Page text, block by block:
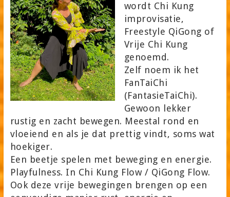
wordt Chi Kung
improvisatie,
Freestyle QiGong of
Vrije Chi Kung
genoemd.
Zelf noem ik het
FanTaiChi
(FantasieTaiChi).
Gewoon lekker
rustig en zacht bewegen. Meestal rond en
vloeiend en als je dat prettig vindt, soms wat
hoekiger.
Een beetje spelen met beweging en energie.
Playfulness. In Chi Kung Flow / QiGong Flow.
Ook deze vrije bewegingen brengen op een